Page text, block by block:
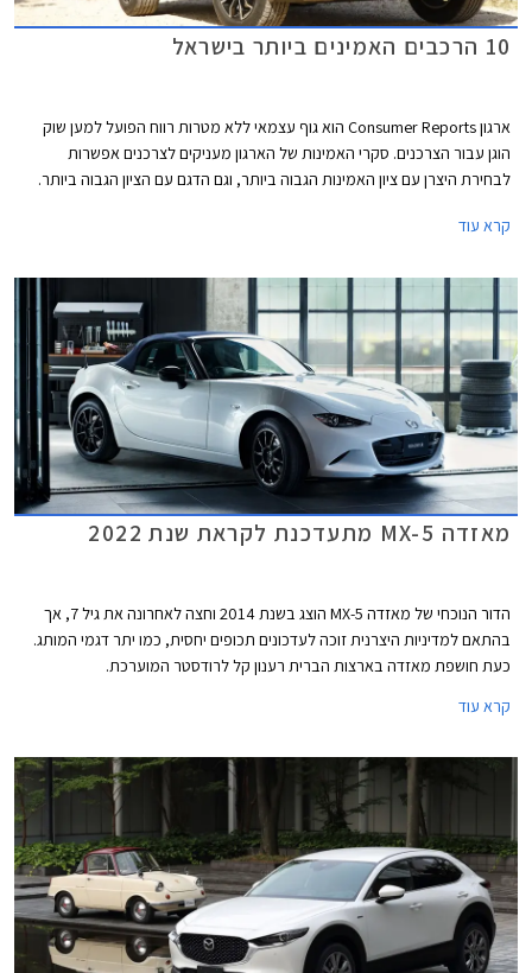
10 הרכבים האמינים ביותר בישראל
ארגון Consumer Reports הוא גוף עצמאי ללא מטרות רווח הפועל למען שוק
הוגן עבור הצרכנים. סקרי האמינות של הארגון מעניקים לצרכנים אפשרות
לבחירת היצרן עם ציון האמינות הגבוה ביותר, וגם הדגם עם הציון הגבוה ביותר.
עבורכם את הדגמים שקיבלו את הציון הגבוה ביותר ונמכרים גם בישראל.
קרא עוד
מאזדה MX-5 מתעדכנת לקראת שנת 2022
הדור הנוכחי של מאזדה MX-5 הוצג בשנת 2014 וחצה לאחרונה את גיל 7, אך
בהתאם למדיניות היצרנית זוכה לעדכונים תכופים יחסית, כמו יתר דגמי המותג.
כעת חושפת מאזדה בארצות הברית רענון קל לרודסטר המוערכת.
קרא עוד